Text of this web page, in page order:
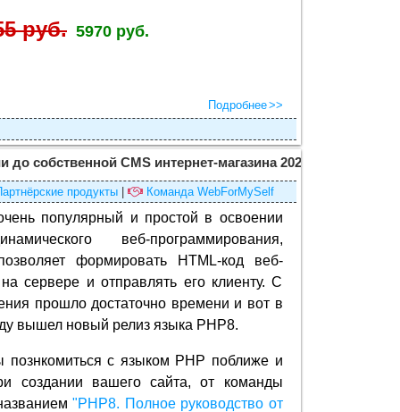
руб. 5970 руб.
Подробнее
собственной CMS интернет-магазина 2022
продукты| Команда WebForMySelf
популярный и простой в освоении
веб-программирования,
формировать HTML-код веб-
сервере и отправлять его клиенту. С
прошло достаточно времени и вот в
вышел новый релиз языка PHP8.
познкомиться с языком PHP поближе и
создании вашего сайта, от команды
"PHP8. Полное руководство от